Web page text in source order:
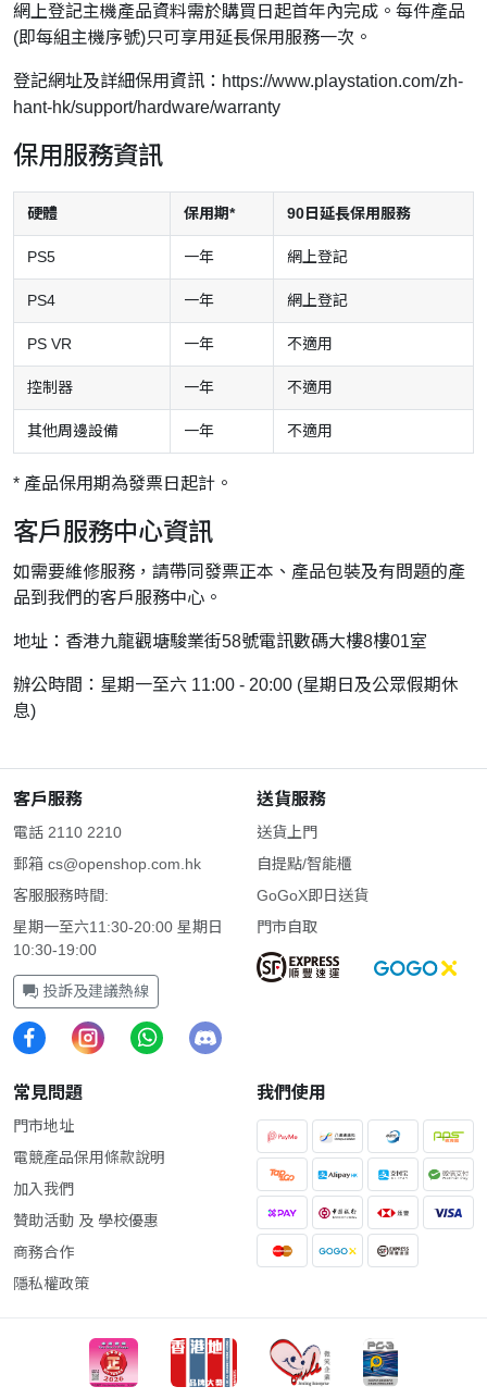
網上登記主機產品資料需於購買日起首年內完成。每件產品
(即每組主機序號)只可享用延長保用服務一次。
登記網址及詳細保用資訊： https://www.playstation.com/zh-
hant-hk/support/hardware/warranty
保用服務資訊
硬體 保用期* 90日延長保用服務
PS5 一年 網上登記
PS4 一年 網上登記
PS VR 一年 不適用
控制器 一年 不適用
其他周邊設備 一年 不適用
* 產品保用期為發票日起計。
客戶服務中心資訊
如需要維修服務，請帶同發票正本、產品包裝及有問題的產
品到我們的客戶服務中心。
地址：香港九龍觀塘駿業街58號電訊數碼大樓8樓01室
辦公時間：星期一至六 11:00 - 20:00 (星期日及公眾假期休
息)
客戶服務
電話 2110 2210
郵箱 cs@openshop.com.hk
客服服務時間:
星期一至六11:30-20:00 星期日
10:30-19:00
投訴及建議熱線
送貨服務
送貨上門
自提點/智能櫃
GoGoX即日送貨
門市自取
常見問題
門市地址
電競產品保用條款說明
加入我們
贊助活動 及 學校優惠
商務合作
隱私權政策
我們使用